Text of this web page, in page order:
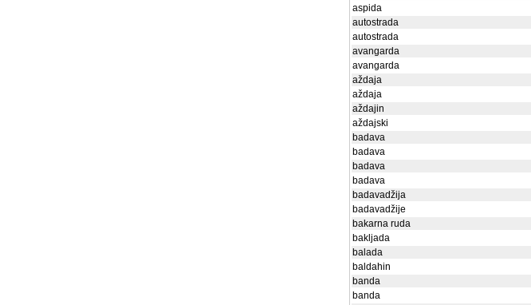
aspida
autostrada
autostrada
avangarda
avangarda
aždaja
aždaja
aždajin
aždajski
badava
badava
badava
badava
badavadžija
badavadžije
bakarna ruda
bakljada
balada
baldahin
banda
banda